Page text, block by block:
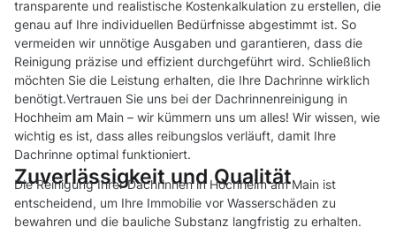
transparente und realistische Kostenkalkulation zu erstellen, die
genau auf Ihre individuellen Bedürfnisse abgestimmt ist. So
vermeiden wir unnötige Ausgaben und garantieren, dass die
Reinigung präzise und effizient durchgeführt wird. Schließlich
möchten Sie die Leistung erhalten, die Ihre Dachrinne wirklich
benötigt.Vertrauen Sie uns bei der Dachrinnenreinigung in
Hochheim am Main – wir kümmern uns um alles! Wir wissen, wie
wichtig es ist, dass alles reibungslos verläuft, damit Ihre
Dachrinne optimal funktioniert.
Zuverlässigkeit und Qualität
Die Reinigung Ihrer Dachrinnen in Hochheim am Main ist
entscheidend, um Ihre Immobilie vor Wasserschäden zu
bewahren und die bauliche Substanz langfristig zu erhalten.